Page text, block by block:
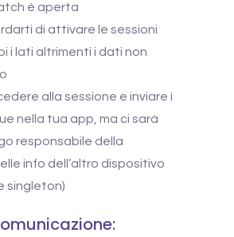
è aperta
di attivare le sessioni
i lati altrimenti i dati non
alla sessione e inviare i
nella tua app, ma ci sarà
responsabile della
info dell’altro dispositivo
singleton)